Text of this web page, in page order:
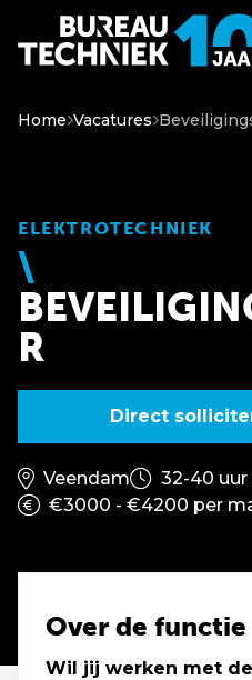
Home Vacatures
ELEKTROTECHNIEK
R
Direct
Veendam
32-40
€3000 - €4200 per
Over de functie
Wil jij werken met